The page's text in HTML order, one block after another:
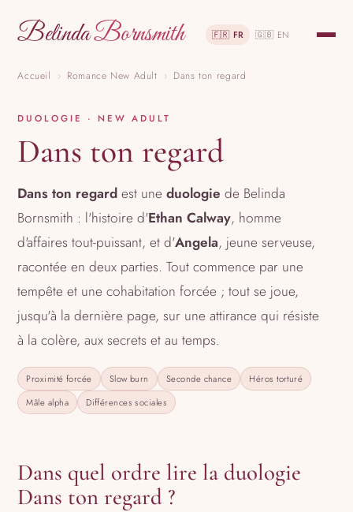
BelindaBornsmith 🇫🇷 FR 🇬🇧 EN
Accueil › Romance New Adult › Dans ton regard
DUOLOGIE · NEW ADULT
Dans ton regard
Dans ton regard est uneduologie de Belinda
Bornsmith : l'histoire d'Ethan Calway, homme
d'affaires tout-puissant, et d'Angela, jeune serveuse,
racontée en deux parties. Tout commence par une
tempête et une cohabitation forcée ; tout se joue,
jusqu'à la dernière page, sur une attirance qui résiste
à la colère, aux secrets et au temps.
Proximité forcée Slow burn Seconde chance
Héros torturé
Mâle alpha
Différences sociales
Dans quel ordre lire la duologie
Dans ton regard ?